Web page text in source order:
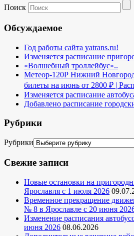
Поиск
Обсуждаемое
Год работы сайта yatrans.ru!
Изменяется расписание
«Волшебный троллейбус»..
Метеор-120Р Нижний
билеты на июнь от 2800 ₽ |
Изменяется расписание
Добавлено расписание
Рубрики
Рубрики
Свежие записи
Новые остановки на
Ярославля с 1 июля 2026
Временное прекращение
№ 8 в Ярославле с 20 июня
Изменение расписания
июня 2026 08.06.2026